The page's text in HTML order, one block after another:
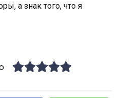
а знак того, что я